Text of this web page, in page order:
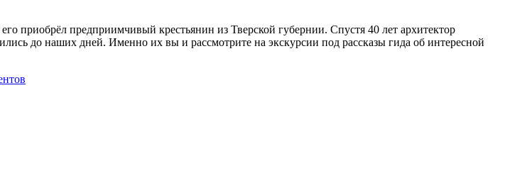
приобрёл предприимчивый крестьянин из Тверской губернии. Спустя 40 лет архитектор
до наших дней. Именно их вы и рассмотрите на экскурсии под рассказы гида об интересной